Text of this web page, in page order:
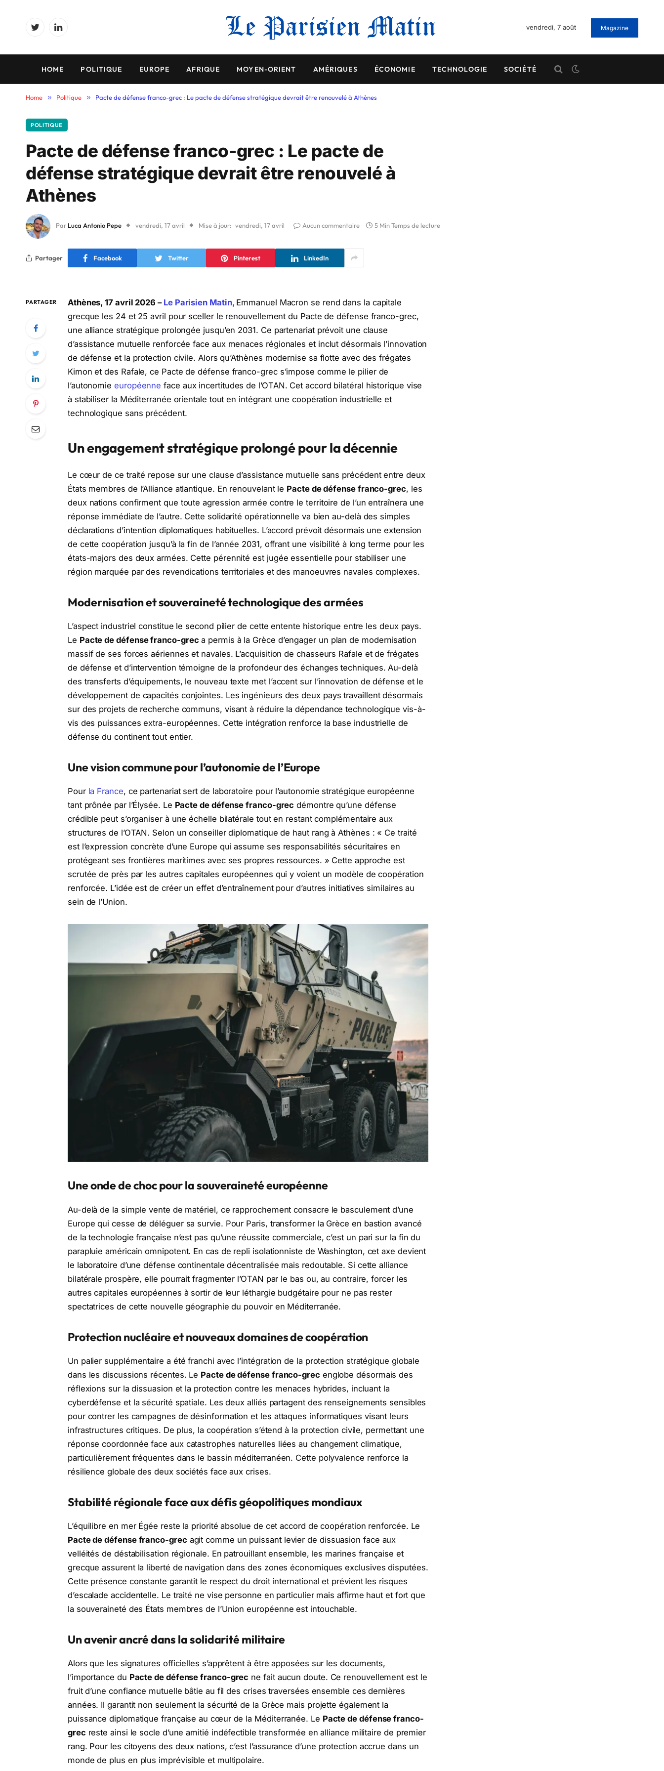
TwitterLinkedIn
vendredi, 7 août Magazine
HOME POLITIQUE EUROPE AFRIQUE MOYEN-ORIENT AMÉRIQUES ÉCONOMIE TECHNOLOGIE SOCIÉTÉ
Home » Politique » Pacte de défense franco-grec : Le pacte de défense stratégique devrait être renouvelé à Athènes
POLITIQUE
Pacte de défense franco-grec : Le pacte de
défense stratégique devrait être renouvelé à
Athènes
Par Luca Antonio Pepe vendredi, 17 avril Mise à jour: vendredi, 17 avril Aucun commentaire 5 Min Temps de lecture
Partager Facebook Twitter Pinterest LinkedIn
PARTAGER Athènes, 17 avril 2026 – Le Parisien Matin, Emmanuel Macron se rend dans la capitale
grecque les 24 et 25 avril pour sceller le renouvellement du Pacte de défense franco-grec,
une alliance stratégique prolongée jusqu’en 2031. Ce partenariat prévoit une clause
d’assistance mutuelle renforcée face aux menaces régionales et inclut désormais l’innovation
de défense et la protection civile. Alors qu’Athènes modernise sa flotte avec des frégates
Kimon et des Rafale, ce Pacte de défense franco-grec s’impose comme le pilier de
l’autonomie européenne face aux incertitudes de l’OTAN. Cet accord bilatéral historique vise
à stabiliser la Méditerranée orientale tout en intégrant une coopération industrielle et
technologique sans précédent.
Un engagement stratégique prolongé pour la décennie
Le cœur de ce traité repose sur une clause d’assistance mutuelle sans précédent entre deux
États membres de l’Alliance atlantique. En renouvelant le Pacte de défense franco-grec, les
deux nations confirment que toute agression armée contre le territoire de l’un entraînera une
réponse immédiate de l’autre. Cette solidarité opérationnelle va bien au-delà des simples
déclarations d’intention diplomatiques habituelles. L’accord prévoit désormais une extension
de cette coopération jusqu’à la fin de l’année 2031, offrant une visibilité à long terme pour les
états-majors des deux armées. Cette pérennité est jugée essentielle pour stabiliser une
région marquée par des revendications territoriales et des manoeuvres navales complexes.
Modernisation et souveraineté technologique des armées
L’aspect industriel constitue le second pilier de cette entente historique entre les deux pays.
Le Pacte de défense franco-grec a permis à la Grèce d’engager un plan de modernisation
massif de ses forces aériennes et navales. L’acquisition de chasseurs Rafale et de frégates
de défense et d’intervention témoigne de la profondeur des échanges techniques. Au-delà
des transferts d’équipements, le nouveau texte met l’accent sur l’innovation de défense et le
développement de capacités conjointes. Les ingénieurs des deux pays travaillent désormais
sur des projets de recherche communs, visant à réduire la dépendance technologique vis-à-
vis des puissances extra-européennes. Cette intégration renforce la base industrielle de
défense du continent tout entier.
Une vision commune pour l’autonomie de l’Europe
Pour la France, ce partenariat sert de laboratoire pour l’autonomie stratégique européenne
tant prônée par l’Élysée. Le Pacte de défense franco-grec démontre qu’une défense
crédible peut s’organiser à une échelle bilatérale tout en restant complémentaire aux
structures de l’OTAN. Selon un conseiller diplomatique de haut rang à Athènes : « Ce traité
est l’expression concrète d’une Europe qui assume ses responsabilités sécuritaires en
protégeant ses frontières maritimes avec ses propres ressources. » Cette approche est
scrutée de près par les autres capitales européennes qui y voient un modèle de coopération
renforcée. L’idée est de créer un effet d’entraînement pour d’autres initiatives similaires au
sein de l’Union.
Une onde de choc pour la souveraineté européenne
Au-delà de la simple vente de matériel, ce rapprochement consacre le basculement d’une
Europe qui cesse de déléguer sa survie. Pour Paris, transformer la Grèce en bastion avancé
de la technologie française n’est pas qu’une réussite commerciale, c’est un pari sur la fin du
parapluie américain omnipotent. En cas de repli isolationniste de Washington, cet axe devient
le laboratoire d’une défense continentale décentralisée mais redoutable. Si cette alliance
bilatérale prospère, elle pourrait fragmenter l’OTAN par le bas ou, au contraire, forcer les
autres capitales européennes à sortir de leur léthargie budgétaire pour ne pas rester
spectatrices de cette nouvelle géographie du pouvoir en Méditerranée.
Protection nucléaire et nouveaux domaines de coopération
Un palier supplémentaire a été franchi avec l’intégration de la protection stratégique globale
dans les discussions récentes. Le Pacte de défense franco-grec englobe désormais des
réflexions sur la dissuasion et la protection contre les menaces hybrides, incluant la
cyberdéfense et la sécurité spatiale. Les deux alliés partagent des renseignements sensibles
pour contrer les campagnes de désinformation et les attaques informatiques visant leurs
infrastructures critiques. De plus, la coopération s’étend à la protection civile, permettant une
réponse coordonnée face aux catastrophes naturelles liées au changement climatique,
particulièrement fréquentes dans le bassin méditerranéen. Cette polyvalence renforce la
résilience globale des deux sociétés face aux crises.
Stabilité régionale face aux défis géopolitiques mondiaux
L’équilibre en mer Égée reste la priorité absolue de cet accord de coopération renforcée. Le
Pacte de défense franco-grec agit comme un puissant levier de dissuasion face aux
velléités de déstabilisation régionale. En patrouillant ensemble, les marines française et
grecque assurent la liberté de navigation dans des zones économiques exclusives disputées.
Cette présence constante garantit le respect du droit international et prévient les risques
d’escalade accidentelle. Le traité ne vise personne en particulier mais affirme haut et fort que
la souveraineté des États membres de l’Union européenne est intouchable.
Un avenir ancré dans la solidarité militaire
Alors que les signatures officielles s’apprêtent à être apposées sur les documents,
l’importance du Pacte de défense franco-grec ne fait aucun doute. Ce renouvellement est le
fruit d’une confiance mutuelle bâtie au fil des crises traversées ensemble ces dernières
années. Il garantit non seulement la sécurité de la Grèce mais projette également la
puissance diplomatique française au cœur de la Méditerranée. Le Pacte de défense franco-
grec reste ainsi le socle d’une amitié indéfectible transformée en alliance militaire de premier
rang. Pour les citoyens des deux nations, c’est l’assurance d’une protection accrue dans un
monde de plus en plus imprévisible et multipolaire.